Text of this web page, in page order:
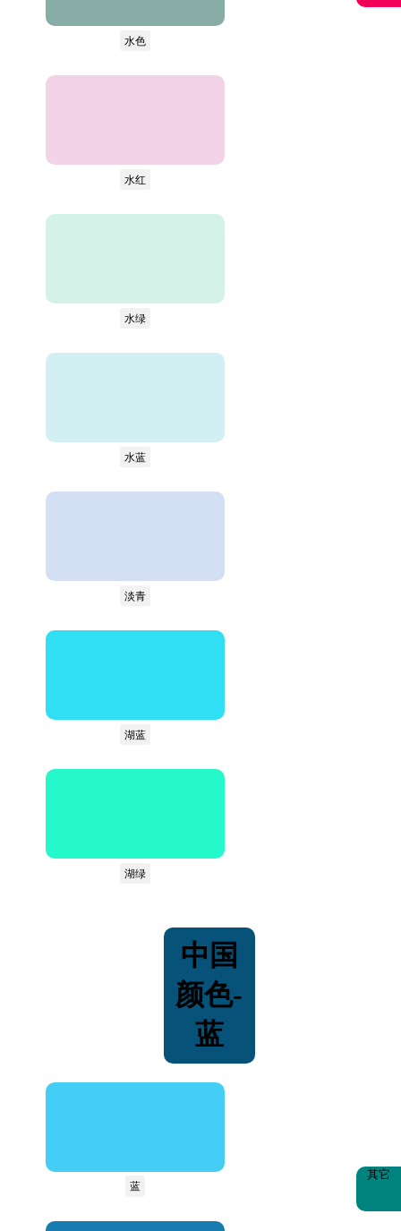
其它
水色
水红
水绿
水蓝
淡青
湖蓝
湖绿
中国
颜色-
蓝
蓝